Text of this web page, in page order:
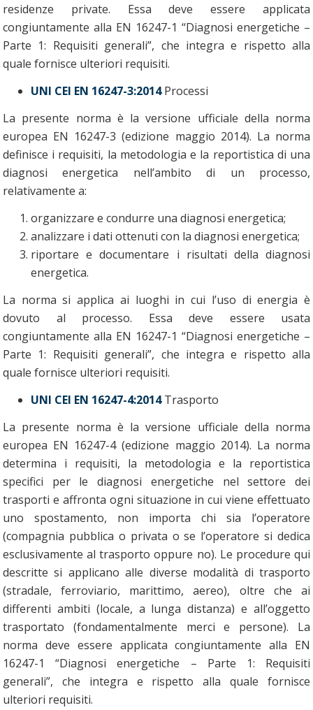
residenze private. Essa deve essere applicata
congiuntamente alla EN 16247-1 “Diagnosi energetiche –
Parte 1: Requisiti generali”, che integra e rispetto alla
quale fornisce ulteriori requisiti.
UNI CEI EN 16247-3:2014Processi
La presente norma è la versione ufficiale della norma
europea EN 16247-3 (edizione maggio 2014). La norma
definisce i requisiti, la metodologia e la reportistica di una
diagnosi energetica nell’ambito di un processo,
relativamente a:
organizzare e condurre una diagnosi energetica;
analizzare i dati ottenuti con la diagnosi energetica;
riportare e documentare i risultati della diagnosi
energetica.
La norma si applica ai luoghi in cui l’uso di energia è
dovuto al processo. Essa deve essere usata
congiuntamente alla EN 16247-1 “Diagnosi energetiche –
Parte 1: Requisiti generali”, che integra e rispetto alla
quale fornisce ulteriori requisiti.
UNI CEI EN 16247-4:2014 Trasporto
La presente norma è la versione ufficiale della norma
europea EN 16247-4 (edizione maggio 2014). La norma
determina i requisiti, la metodologia e la reportistica
specifici per le diagnosi energetiche nel settore dei
trasporti e affronta ogni situazione in cui viene effettuato
uno spostamento, non importa chi sia l’operatore
(compagnia pubblica o privata o se l’operatore si dedica
esclusivamente al trasporto oppure no). Le procedure qui
descritte si applicano alle diverse modalità di trasporto
(stradale, ferroviario, marittimo, aereo), oltre che ai
differenti ambiti (locale, a lunga distanza) e all’oggetto
trasportato (fondamentalmente merci e persone). La
norma deve essere applicata congiuntamente alla EN
16247-1 “Diagnosi energetiche – Parte 1: Requisiti
generali”, che integra e rispetto alla quale fornisce
ulteriori requisiti.